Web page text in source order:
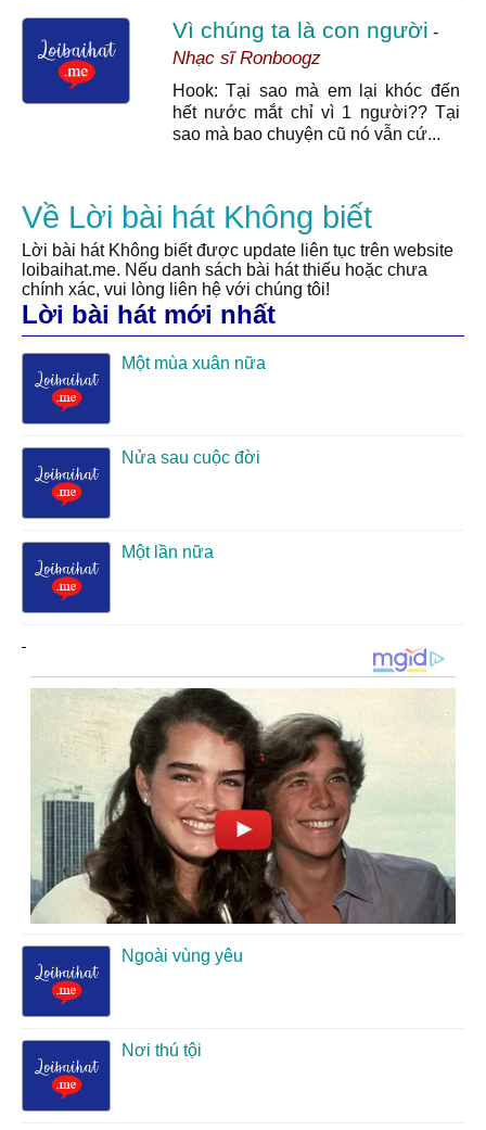
Vì chúng ta là con người -
Nhạc sĩ Ronboogz
Hook: Tại sao mà em lại khóc đến
hết nước mắt chỉ vì 1 người?? Tại
sao mà bao chuyện cũ nó vẫn cứ...
Về Lời bài hát Không biết
Lời bài hát Không biết được update liên tục trên website
loibaihat.me. Nếu danh sách bài hát thiếu hoặc chưa
chính xác, vui lòng liên hệ với chúng tôi!
Lời bài hát mới nhất
Một mùa xuân nữa
Nửa sau cuộc đời
Một lần nữa
Ngoài vùng yêu
Nơi thú tội